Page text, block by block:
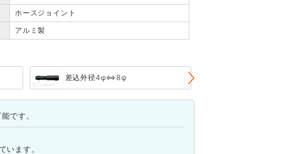
ホースジョイント
アルミ製
差込外径4φ⇔8φ
です。
います。